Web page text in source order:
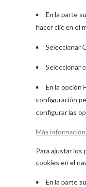
En la parte
hacer clic en el
Seleccionar
Seleccionar
En la opción
configuración
configurar las
Más
Para ajustar los
cookies en el
En la parte